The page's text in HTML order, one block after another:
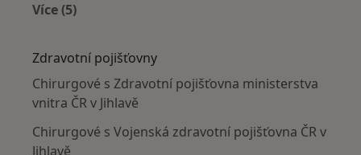
Více (5)
Zdravotní pojišťovny
Chirurgové s Zdravotní pojišťovna ministerstva
vnitra ČR v Jihlavě
Chirurgové s Vojenská zdravotní pojišťovna ČR v
Jihlavě